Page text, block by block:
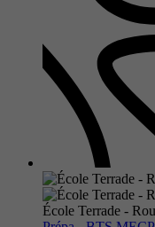
École Terrade -